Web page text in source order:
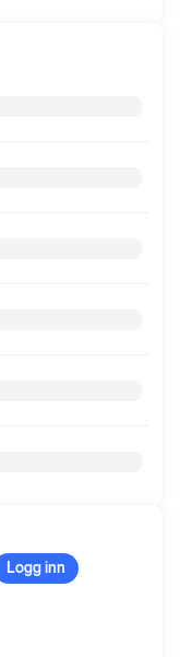
Logg inn